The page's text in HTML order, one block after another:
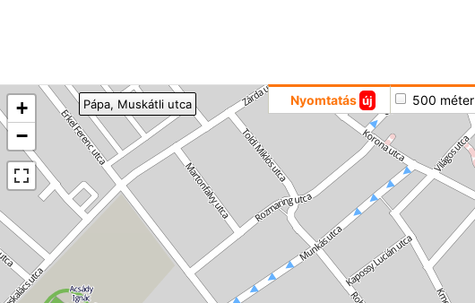
+
−
Nyomtatás új 500 méter
Pápa, Muskátli utca